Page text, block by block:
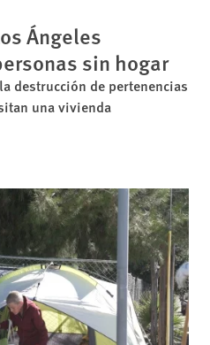
Ángeles
sin hogar
destrucción de pertenencias
una vivienda
Compartir